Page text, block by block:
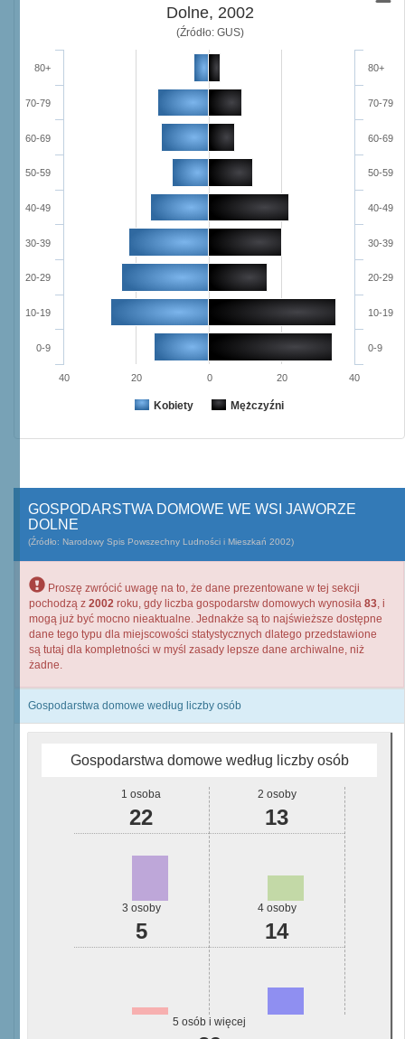
Dolne, 2002
(Źródło: GUS)
Kobiety Mężczyźni
0-9
10-19
20-29
30-39
40-49
50-59
60-69
70-79
80+
0-9
10-19
20-29
30-39
40-49
50-59
60-69
70-79
80+
40 20 0 20 40
GOSPODARSTWA DOMOWE WE WSI JAWORZE
DOLNE
(Źródło: Narodowy Spis Powszechny Ludności i Mieszkań 2002)
Proszę zwrócić uwagę na to, że dane prezentowane w tej sekcji
pochodzą z 2002 roku, gdy liczba gospodarstw domowych wynosiła 83, i
mogą już być mocno nieaktualne. Jednakże są to najświeższe dostępne
dane tego typu dla miejscowości statystycznych dlatego przedstawione
są tutaj dla kompletności w myśl zasady lepsze dane archiwalne, niż
żadne.
Gospodarstwa domowe według liczby osób
Gospodarstwa domowe według liczby osób
1 osoba
22
2 osoby
13
3 osoby
5
4 osoby
14
5 osób i więcej